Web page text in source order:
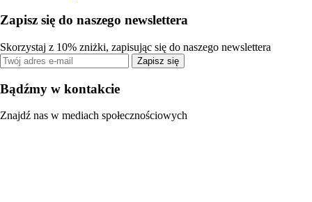
Zapisz się do naszego newslettera
Skorzystaj z 10% zniżki, zapisując się do naszego newslettera
Zapisz się
Bądźmy w kontakcie
Znajdź nas w mediach społecznościowych